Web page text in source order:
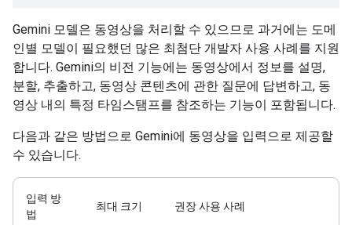
Gemini 모델은 동영상을 처리할 수 있으므로 과거에는 도메
인별 모델이 필요했던 많은 최첨단 개발자 사용 사례를 지원
합니다. Gemini의 비전 기능에는 동영상에서 정보를 설명,
분할, 추출하고, 동영상 콘텐츠에 관한 질문에 답변하고, 동
영상 내의 특정 타임스탬프를 참조하는 기능이 포함됩니다.
다음과 같은 방법으로 Gemini에 동영상을 입력으로 제공할
수 있습니다.
입력 방
법
최대 크기 권장 사용 사례